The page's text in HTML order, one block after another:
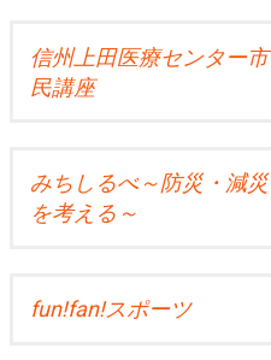
信州上田医療センター市
民講座
みちしるべ～防災・減災
を考える～
fun!fan!スポーツ